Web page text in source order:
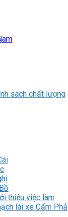
sách chất lượng
thiệu việc làm
lái xe Cẩm Phả